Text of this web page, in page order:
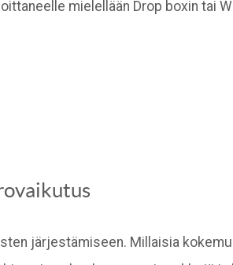
mielellään Drop boxin tai
järjestämiseen. Millaisia